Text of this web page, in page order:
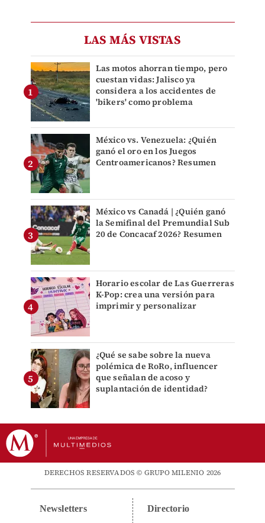
LAS MÁS VISTAS
Las motos ahorran tiempo, pero
cuestan vidas: Jalisco ya
considera a los accidentes de
'bikers' como problema
México vs. Venezuela: ¿Quién
ganó el oro en los Juegos
Centroamericanos? Resumen
México vs Canadá | ¿Quién ganó
la Semifinal del Premundial Sub
20 de Concacaf 2026? Resumen
Horario escolar de Las Guerreras
K-Pop: crea una versión para
imprimir y personalizar
¿Qué se sabe sobre la nueva
polémica de RoRo, influencer
que señalan de acoso y
suplantación de identidad?
DERECHOS RESERVADOS © GRUPO MILENIO 2026
Newsletters Directorio